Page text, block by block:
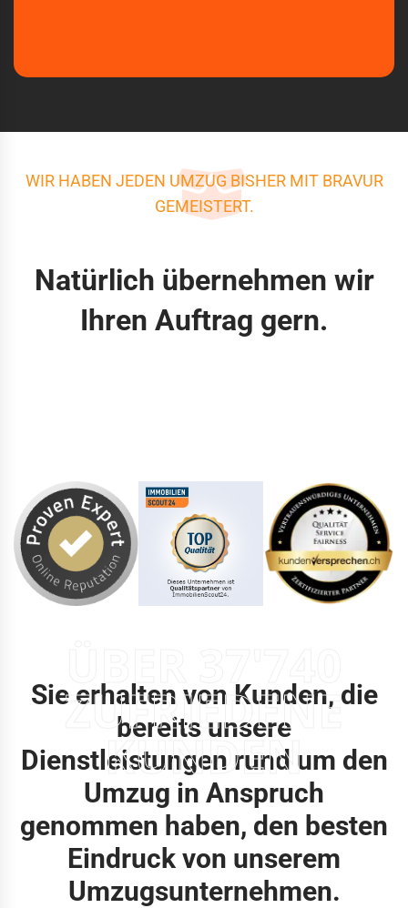
WIR HABEN JEDEN UMZUG BISHER MIT BRAVUR
GEMEISTERT.
Natürlich übernehmen wir
Ihren Auftrag gern.
ZUFRIEDENE
KUNDEN
Sie erhalten von Kunden, die
bereits unsere
Dienstleistungen rund um den
Umzug in Anspruch
genommen haben, den besten
Eindruck von unserem
Umzugsunternehmen.